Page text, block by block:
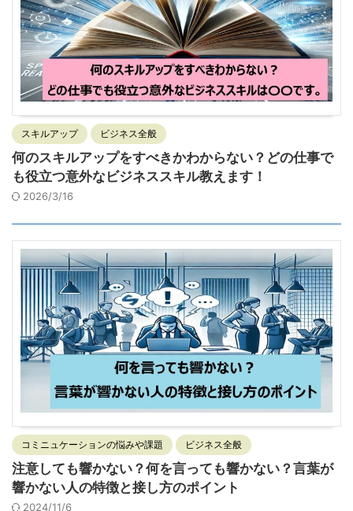
スキルアップ ビジネス全般
何のスキルアップをすべきかわからない？どの仕事で
も役立つ意外なビジネススキル教えます！
2026/3/16
コミニュケーションの悩みや課題 ビジネス全般
注意しても響かない？何を言っても響かない？言葉が
響かない人の特徴と接し方のポイント
2024/11/6